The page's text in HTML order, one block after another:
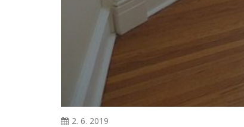
2. 6. 2019